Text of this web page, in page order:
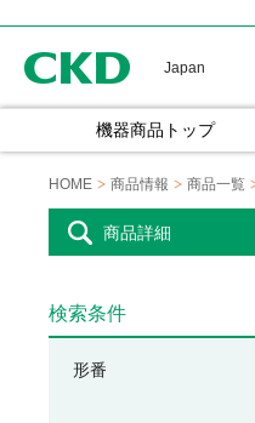
Japan
機器商品トップ
HOME 商品情報 商品一覧
商品詳細
検索条件
形番